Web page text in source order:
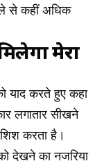
से कहीं अधिक
मेरा
याद करते हुए कहा
लगातार सीखने
करता है।
देखने का नजरिया